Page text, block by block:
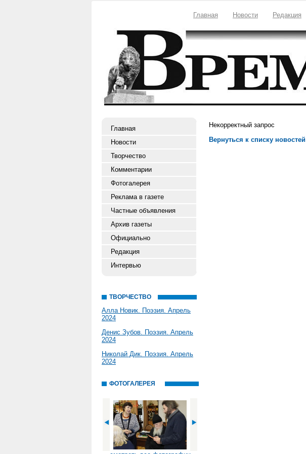
Главная Новости Редакция
Главная
Новости
Творчество
Комментарии
Фотогалерея
Реклама в газете
Частные объявления
Архив газеты
Официально
Редакция
Интервью
ТВОРЧЕСТВО
Алла Новик. Поэзия. Апрель
2024
Денис Зубов. Поэзия. Апрель
2024
Николай Дик. Поэзия. Апрель
2024
ФОТОГАЛЕРЕЯ
Некорректный запрос
Вернуться к списку новостей